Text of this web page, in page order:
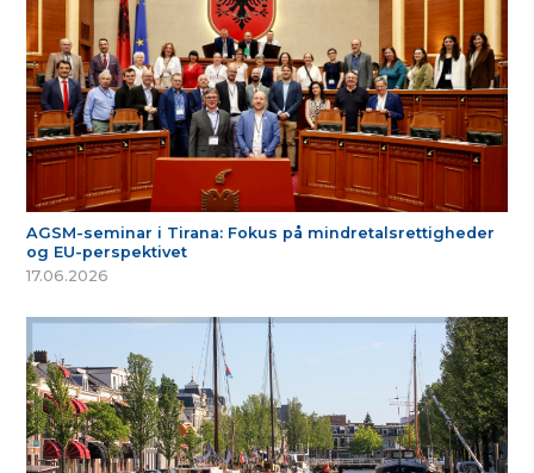
AGSM-seminar i Tirana: Fokus på mindretalsrettigheder
og EU-perspektivet
17.06.2026